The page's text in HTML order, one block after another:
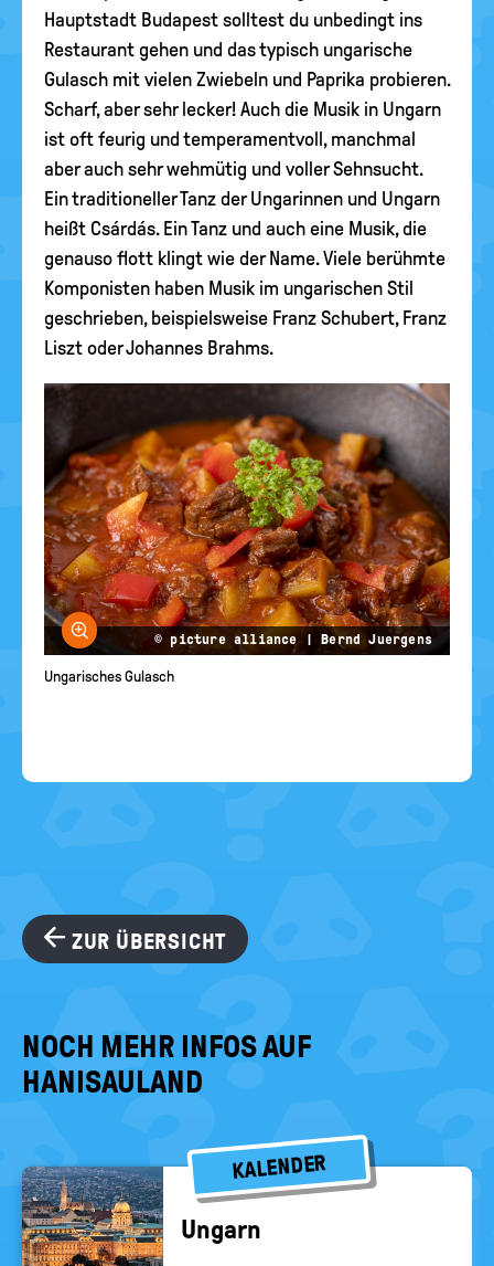
Hauptstadt Budapest solltest du unbedingt ins
Restaurant gehen und das typisch ungarische
Gulasch mit vielen Zwiebeln und Paprika probieren.
Scharf, aber sehr lecker! Auch die Musik in Ungarn
ist oft feurig und temperamentvoll, manchmal
aber auch sehr wehmütig und voller Sehnsucht.
Ein traditioneller Tanz der Ungarinnen und Ungarn
heißt Csárdás. Ein Tanz und auch eine Musik, die
genauso flott klingt wie der Name. Viele berühmte
Komponisten haben Musik im ungarischen Stil
geschrieben, beispielsweise Franz Schubert, Franz
Liszt oder Johannes Brahms.
Bild vergrößern
© picture alliance | Bernd Juergens
Ungarisches Gulasch
ZUR ÜBERSICHT
NOCH MEHR INFOS AUF
HANISAULAND
KALENDER
Un­garn